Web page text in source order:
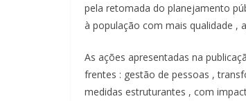
pela retomada do planejamento
à população com mais qualidade ,
As ações apresentadas na
frentes : gestão de pessoas ,
medidas estruturantes , com